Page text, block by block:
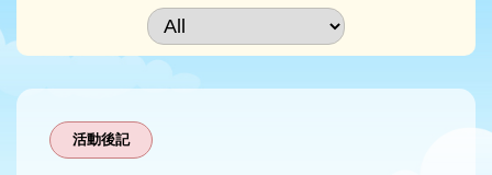
活動後記